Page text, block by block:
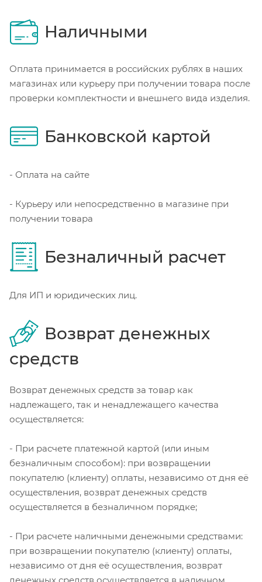
Наличными
Оплата принимается в российских рублях в наших
магазинах или курьеру при получении товара после
проверки комплектности и внешнего вида изделия.
Банковской картой
- Оплата на сайте
- Курьеру или непосредственно в магазине при
получении товара
Безналичный расчет
Для ИП и юридических лиц.
Возврат денежных
средств
Возврат денежных средств за товар как
надлежащего, так и ненадлежащего качества
осуществляется:
- При расчете платежной картой (или иным
безналичным способом): при возвращении
покупателю (клиенту) оплаты, независимо от дня её
осуществления, возврат денежных средств
осуществляется в безналичном порядке;
- При расчете наличными денежными средствами:
при возвращении покупателю (клиенту) оплаты,
независимо от дня её осуществления, возврат